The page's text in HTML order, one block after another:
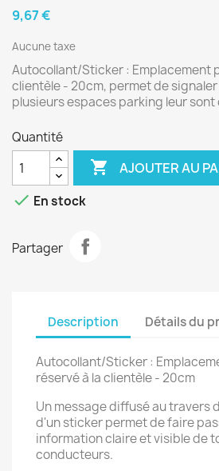
9,67 €
Aucune taxe
Autocollant/Sticker : Emplacement
clientèle - 20cm, permet de
plusieurs espaces parking leur sont
Quantité
 AJOUTER AU
 En stock
Partager
Description Détails du
Autocollant/Sticker :
réservé à la clientèle - 20cm
Un message diffusé au travers
d'un sticker permet de faire
information claire et visible de
conducteurs.